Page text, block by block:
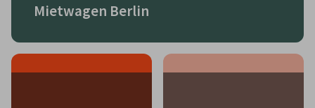
Mietwagen Berlin